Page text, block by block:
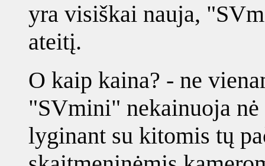
yra visiškai nauja,
ateitį.
O kaip kaina? - ne
"SVmini" nekainuoja
lyginant su kitomis tų